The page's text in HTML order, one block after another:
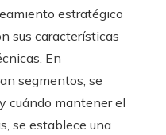
estratégico
sus características
En
segmentos, se
cuándo mantener el
se establece una